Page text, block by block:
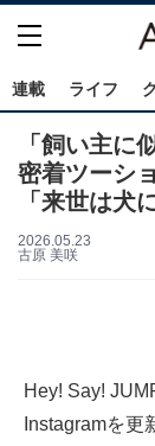
連載 ライフ
「飼い主に
密着ツーシ
「来世は犬
2026.05.23
古原 美咲
Hey! Say!
Instagramを